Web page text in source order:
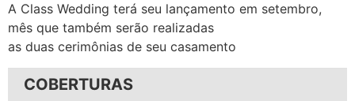
A Class Wedding terá seu lançamento em setembro,
mês que também serão realizadas
as duas cerimônias de seu casamento
COBERTURAS